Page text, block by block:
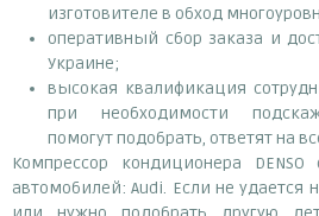
изготовителе в обход
оперативный сбор заказа и
Украине;
высокая квалификация
при необходимости
помогут подобрать, ответят на
Компрессор кондиционера
автомобилей: Audi. Если не удается